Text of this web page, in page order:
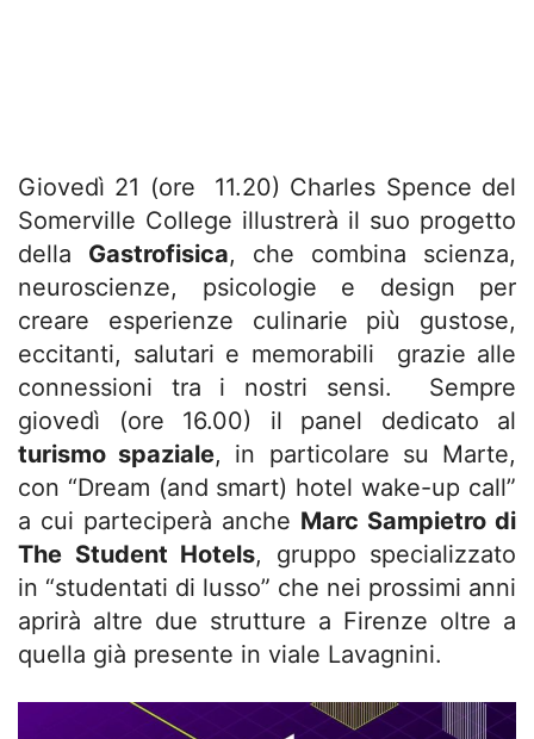
Giovedì 21 (ore 11.20) Charles Spence del
Somerville College illustrerà il suo progetto
della Gastrofisica, che combina scienza,
neuroscienze, psicologie e design per
creare esperienze culinarie più gustose,
eccitanti, salutari e memorabili grazie alle
connessioni tra i nostri sensi. Sempre
giovedì (ore 16.00) il panel dedicato al
turismo spaziale, in particolare su Marte,
con “Dream (and smart) hotel wake-up call”
a cui parteciperà anche Marc Sampietro di
The Student Hotels, gruppo specializzato
in “studentati di lusso” che nei prossimi anni
aprirà altre due strutture a Firenze oltre a
quella già presente in viale Lavagnini.